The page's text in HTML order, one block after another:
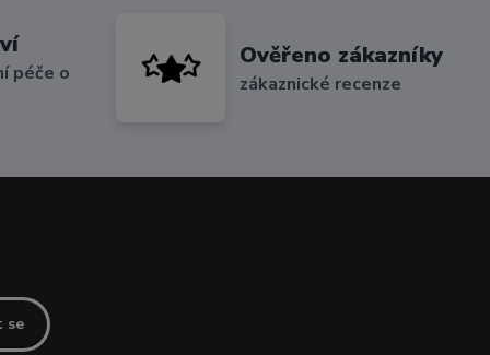
péče o
Ověřeno zákazníky
zákaznické recenze
se